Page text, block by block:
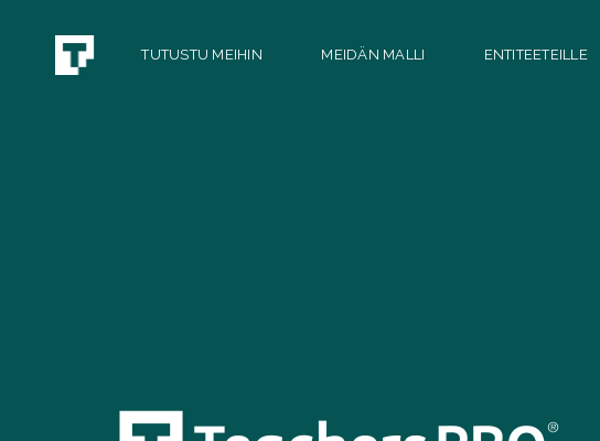
TUTUSTU MEIHIN MEIDÄN MALLI ENTITEETEILLE